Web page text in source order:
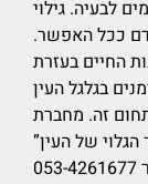
לבעיה. גילוי
ככל האפשר.
החיים בעזרת
בגלגל העין
זה. מחברת
של העין”